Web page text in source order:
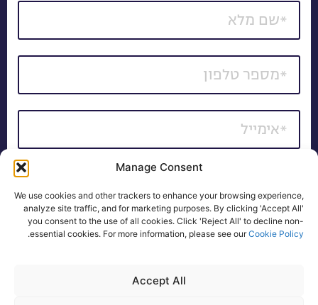
Manage Consent
We use cookies and other trackers to enhance your browsing experience,
analyze site traffic, and for marketing purposes. By clicking 'Accept All'
you consent to the use of all cookies. Click 'Reject All' to decline non-
essential cookies. For more information, please see ourCookie Policy
.
Accept All
אני מאשר/ת קבלת דיוור של חומרים פרסומיים, הצעות
שיווקיות ועדכונים באמצעי המדיה השונים, לרבות בדואר
אלקטרוני, SMS ו/או שיחה טלפונית.
לקבלת פרטים